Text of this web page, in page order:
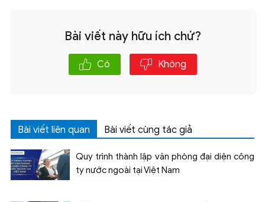
Bài viết này hữu ích chứ?
Có Không
Bài viết liên quan Bài viết cùng tác giả
Quy trình thành lập văn phòng đại diện công
ty nước ngoài tại Việt Nam